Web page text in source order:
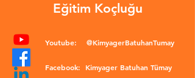
Eğitim Koçluğu
Youtube: @KimyagerBatuhanTumay
Facebook: Kimyager Batuhan Tümay